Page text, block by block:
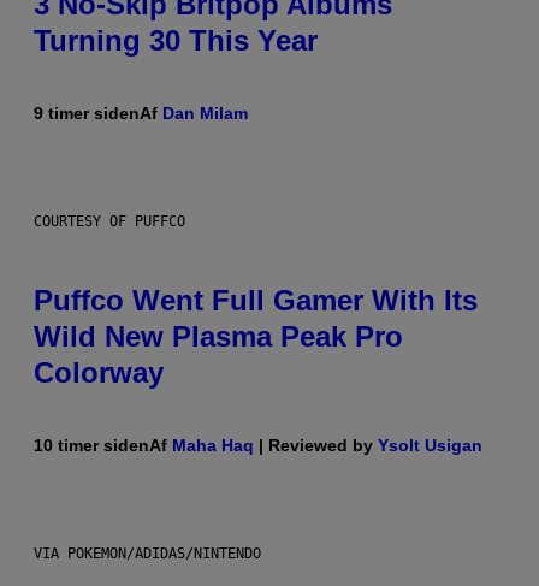
Turning 30 This Year
9 timer sidenAf Dan Milam
COURTESY OF PUFFCO
Puffco Went Full Gamer With Its
Wild New Plasma Peak Pro
Colorway
10 timer sidenAf Maha Haq | Reviewed by Ysolt Usigan
VIA POKEMON/ADIDAS/NINTENDO